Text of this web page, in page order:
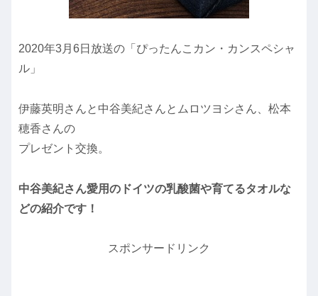
2020年3月6日放送の「ぴったんこカン・カンスペシャ
ル」
伊藤英明さんと中谷美紀さんとムロツヨシさん、松本
穂香さんの
プレゼント交換。
中谷美紀さん愛用のドイツの乳酸菌や育てるタオルな
どの紹介です！
スポンサードリンク